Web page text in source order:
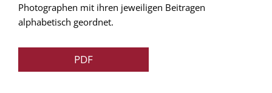
Photographen mit ihren jeweiligen Beitragen
alphabetisch geordnet.
PDF